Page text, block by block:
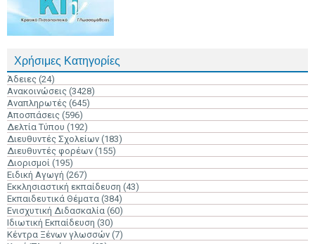
Χρήσιμες Κατηγορίες
Άδειες (24)
Ανακοινώσεις (3428)
Αναπληρωτές (645)
Αποσπάσεις (596)
Δελτία Τύπου (192)
Διευθυντές Σχολείων (183)
Διευθυντές φορέων (155)
Διορισμοί (195)
Ειδική Αγωγή (267)
Εκκλησιαστική εκπαίδευση (43)
Εκπαιδευτικά Θέματα (384)
Ενισχυτική Διδασκαλία (60)
Ιδιωτική Εκπαίδευση (30)
Κέντρα Ξένων γλωσσών (7)